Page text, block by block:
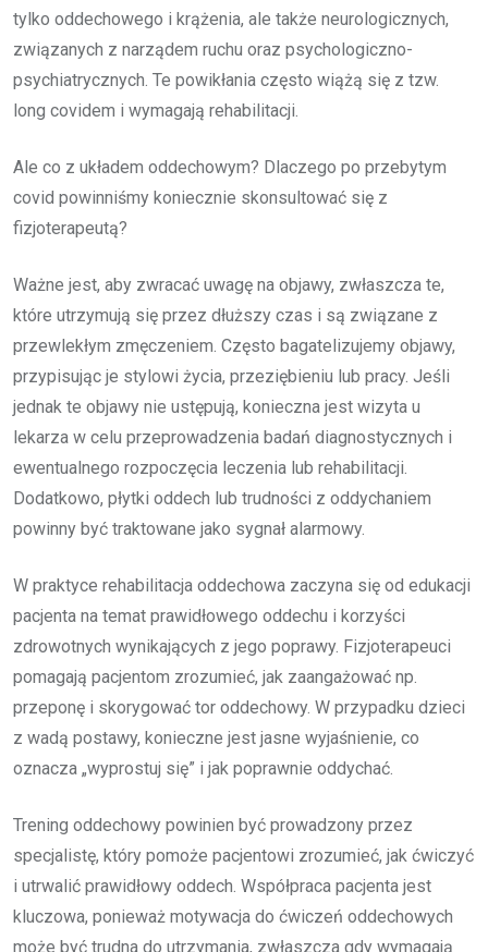
tylko oddechowego i krążenia, ale także neurologicznych,
związanych z narządem ruchu oraz psychologiczno-
psychiatrycznych. Te powikłania często wiążą się z tzw.
long covidem i wymagają rehabilitacji.
Ale co z układem oddechowym? Dlaczego po przebytym
covid powinniśmy koniecznie skonsultować się z
fizjoterapeutą?
Ważne jest, aby zwracać uwagę na objawy, zwłaszcza te,
które utrzymują się przez dłuższy czas i są związane z
przewlekłym zmęczeniem. Często bagatelizujemy objawy,
przypisując je stylowi życia, przeziębieniu lub pracy. Jeśli
jednak te objawy nie ustępują, konieczna jest wizyta u
lekarza w celu przeprowadzenia badań diagnostycznych i
ewentualnego rozpoczęcia leczenia lub rehabilitacji.
Dodatkowo, płytki oddech lub trudności z oddychaniem
powinny być traktowane jako sygnał alarmowy.
W praktyce rehabilitacja oddechowa zaczyna się od edukacji
pacjenta na temat prawidłowego oddechu i korzyści
zdrowotnych wynikających z jego poprawy. Fizjoterapeuci
pomagają pacjentom zrozumieć, jak zaangażować np.
przeponę i skorygować tor oddechowy. W przypadku dzieci
z wadą postawy, konieczne jest jasne wyjaśnienie, co
oznacza „wyprostuj się” i jak poprawnie oddychać.
Trening oddechowy powinien być prowadzony przez
specjalistę, który pomoże pacjentowi zrozumieć, jak ćwiczyć
i utrwalić prawidłowy oddech. Współpraca pacjenta jest
kluczowa, ponieważ motywacja do ćwiczeń oddechowych
może być trudna do utrzymania, zwłaszcza gdy wymagają